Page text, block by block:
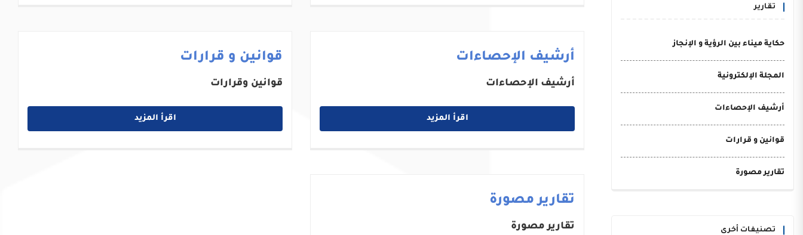
تقارير
حكاية ميناء بين الرؤية و الإنجاز
المجلة الإلكترونية
أرشيف الإحصاءات
قوانين و قرارات
تقارير مصورة
تصنيفات أخرى
أرشيف الإحصاءات
أرشيف الإحصاءات
اقرأ المزيد
قوانين و قرارات
قوانين وقرارات
اقرأ المزيد
تقارير مصورة
تقارير مصورة